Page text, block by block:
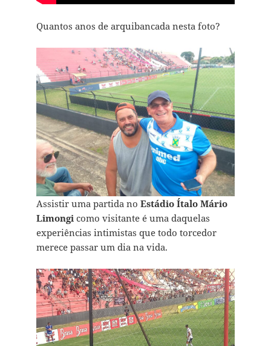
Quantos anos de arquibancada nesta foto?
Assistir uma partida no Estádio Ítalo Mário
Limongicomo visitante é uma daquelas
experiências intimistas que todo torcedor
merece passar um dia na vida.